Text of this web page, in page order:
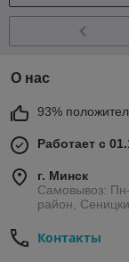
О нас
93%
Работает с
г. Минск
Самовывоз:
район,
Контакты